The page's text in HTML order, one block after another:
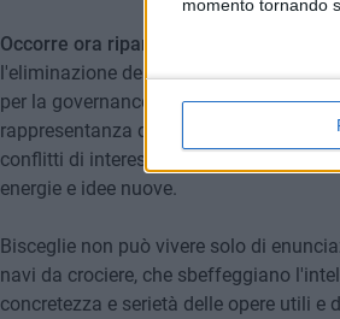
momento tornando
Occorre ora ripartire dalle cose più
l'eliminazione del degrado delle mura
per la governance come prevede la
rappresentanza delle varie categorie e
conflitti di interessi di dipendenti che
energie e idee nuove.
Bisceglie non può vivere solo di
navi da crociere, che sbeffeggiano
concretezza e serietà delle opere utili